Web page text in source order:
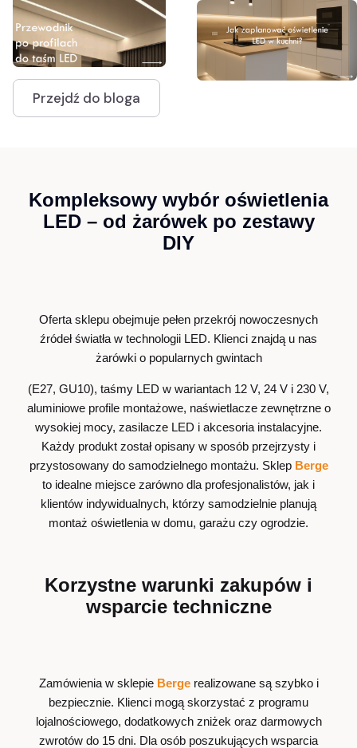
Przejdź do bloga
Kompleksowy wybór oświetlenia
LED – od żarówek po zestawy
DIY
Oferta sklepu obejmuje pełen przekrój nowoczesnych
źródeł światła w technologii LED. Klienci znajdą u nas
żarówki o popularnych gwintach
(E27, GU10), taśmy LED w wariantach 12 V, 24 V i 230 V,
aluminiowe profile montażowe, naświetlacze zewnętrzne o
wysokiej mocy, zasilacze LED i akcesoria instalacyjne.
Każdy produkt został opisany w sposób przejrzysty i
przystosowany do samodzielnego montażu. Sklep Berge
to idealne miejsce zarówno dla profesjonalistów, jak i
klientów indywidualnych, którzy samodzielnie planują
montaż oświetlenia w domu, garażu czy ogrodzie.
Korzystne warunki zakupów i
wsparcie techniczne
Zamówienia w sklepie Bergerealizowane są szybko i
bezpiecznie. Klienci mogą skorzystać z programu
lojalnościowego, dodatkowych zniżek oraz darmowych
zwrotów do 15 dni. Dla osób poszukujących wsparcia